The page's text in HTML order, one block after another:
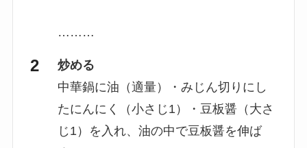
………
炒める
中華鍋に油（適量）・みじん切りにし
たにんにく（小さじ1）・豆板醤（大さ
じ1）を入れ、油の中で豆板醤を伸ば